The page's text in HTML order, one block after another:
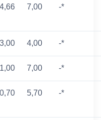
7,00 -*
4,00 -*
7,00 -*
5,70 -*